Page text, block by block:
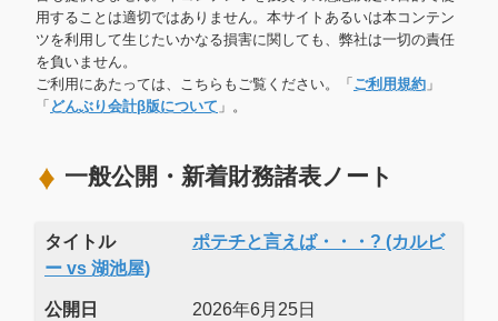
用することは適切ではありません。本サイトあるいは本コンテン
ツを利用して生じたいかなる損害に関しても、弊社は一切の責任
を負いません。
ご利用にあたっては、こちらもご覧ください。「 ご利用規約 」
「 どんぶり会計β版について 」。
一般公開・新着財務諸表ノート
タイトル
ポテチと言えば・・・? (カルビ
ー vs 湖池屋)
公開日 2026年6月25日